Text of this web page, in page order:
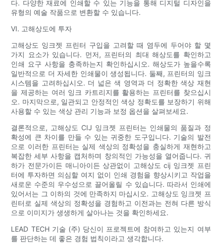
다. 다양한 재료에 인쇄할 수 있는 기능을 통해 디지털 디자인을
유형의 예술 작품으로 변환할 수 있습니다.
VI. 고해상도에 투자
고해상도 잉크젯 프린터 구입을 고려할 때 염두에 두어야 할 몇
가지 요소가 있습니다. 먼저, 프린터의 최대 해상도를 확인하고
인쇄 요구 사항을 충족하는지 확인하십시오. 해상도가 높을수록
일반적으로 더 자세한 인쇄물이 생성됩니다. 둘째, 프린터의 잉크
시스템을 고려하십시오. 더 넓은 색 영역과 더 정확한 색상 재현
을 제공하는 여러 잉크 카트리지를 활용하는 프린터를 찾으십시
오. 마지막으로, 일관되고 안정적인 색상 정확도를 보장하기 위해
사용할 수 있는 색상 관리 기능과 보정 옵션을 살펴보세요.
결론적으로, 고해상도 CIJ 잉크젯 프린터는 인쇄물의 품질과 정
확성에 큰 차이를 만들 수 있는 귀중한 도구입니다. 기술의 발전
으로 이러한 프린터는 실제 색상의 정확성을 충실하게 재현하고
복잡한 세부 사항을 캡처하며 창의적인 가능성을 열어줍니다. 귀
하가 전문가이든 매니아이든 상관없이 고해상도 cij 잉크젯 프린
터에 투자하면 의심할 여지 없이 인쇄 경험을 향상시키고 작업을
새로운 수준의 우수성으로 끌어올릴 수 있습니다. 따라서 인쇄에
있어서는 그 이하의 것에 만족하지 마십시오. 고해상도 잉크젯 프
린터로 실제 색상의 정확성을 경험하고 이전과는 전혀 다른 방식
으로 이미지가 생생하게 살아나는 것을 확인하세요.
LEAD TECH 기술 (주) 당신이 프로젝트에 참여하고 있는지 여부
를 판단하는 데 좋은 경험 법칙이라고 생각합니다.